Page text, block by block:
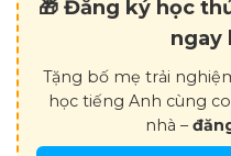
🎁 Đăng ký học
ngay
Tặng bố mẹ trải
học tiếng Anh cùng
nhà –